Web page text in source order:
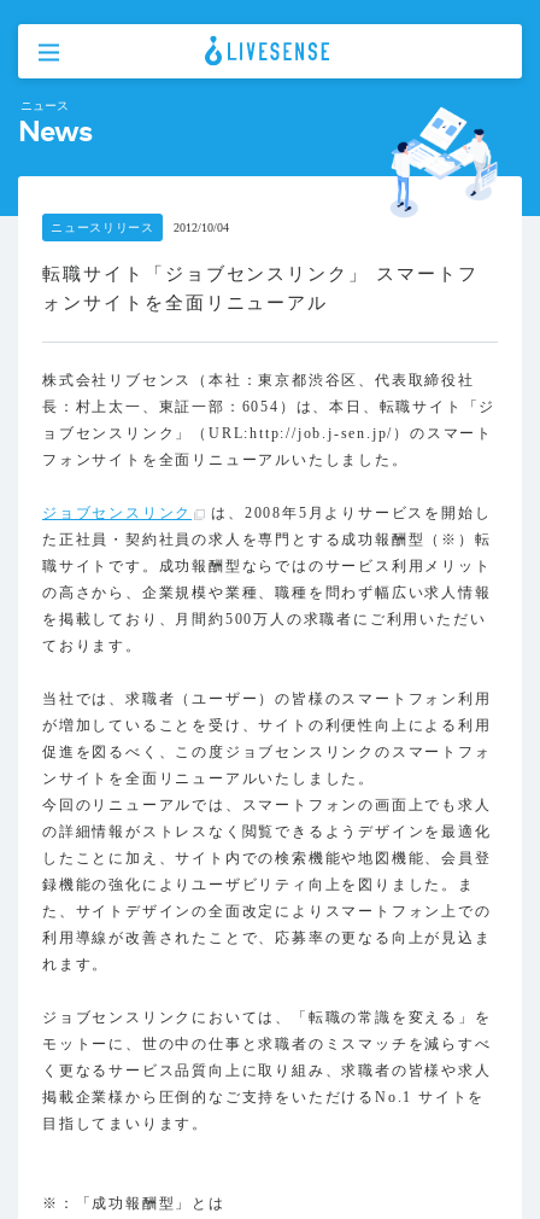
ニュース
News
ニュースリリース 2012/10/04
転職サイト「ジョブセンスリンク」 スマートフ
ォンサイトを全面リニューアル
株式会社リブセンス（本社：東京都渋谷区、代表取締役社
長：村上太一、東証一部：6054）は、本日、転職サイト「ジ
ョブセンスリンク」（URL:http://job.j-sen.jp/）のスマート
フォンサイトを全面リニューアルいたしました。
ジョブセンスリンク
は、2008年5月よりサービスを開始し
た正社員・契約社員の求人を専門とする成功報酬型（※）転
職サイトです。成功報酬型ならではのサービス利用メリット
の高さから、企業規模や業種、職種を問わず幅広い求人情報
を掲載しており、月間約500万人の求職者にご利用いただい
ております。
当社では、求職者（ユーザー）の皆様のスマートフォン利用
が増加していることを受け、サイトの利便性向上による利用
促進を図るべく、この度ジョブセンスリンクのスマートフォ
ンサイトを全面リニューアルいたしました。
今回のリニューアルでは、スマートフォンの画面上でも求人
の詳細情報がストレスなく閲覧できるようデザインを最適化
したことに加え、サイト内での検索機能や地図機能、会員登
録機能の強化によりユーザビリティ向上を図りました。ま
た、サイトデザインの全面改定によりスマートフォン上での
利用導線が改善されたことで、応募率の更なる向上が見込ま
れます。
ジョブセンスリンクにおいては、「転職の常識を変える」を
モットーに、世の中の仕事と求職者のミスマッチを減らすべ
く更なるサービス品質向上に取り組み、求職者の皆様や求人
掲載企業様から圧倒的なご支持をいただけるNo.1 サイトを
目指してまいります。
※：「成功報酬型」とは